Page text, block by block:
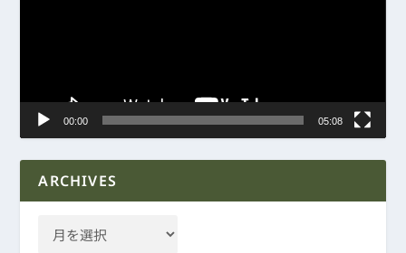
00:00 05:08
ARCHIVES